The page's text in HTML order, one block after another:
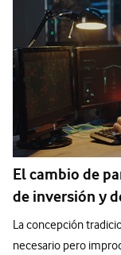
El cambio de
de inversión y
La concepción
necesario pero